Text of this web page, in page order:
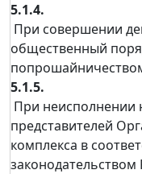
5.1.4.
При совершении
общественный
5.1.5.
При неисполнении
представителей
комплекса в